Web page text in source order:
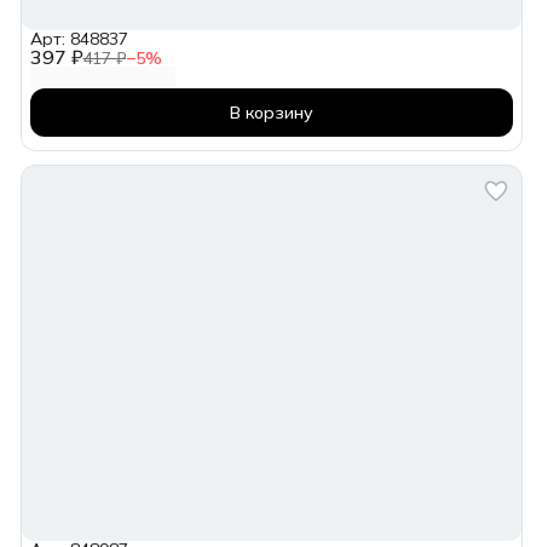
397 ₽417 ₽−5%
Арт: 848837
В корзину